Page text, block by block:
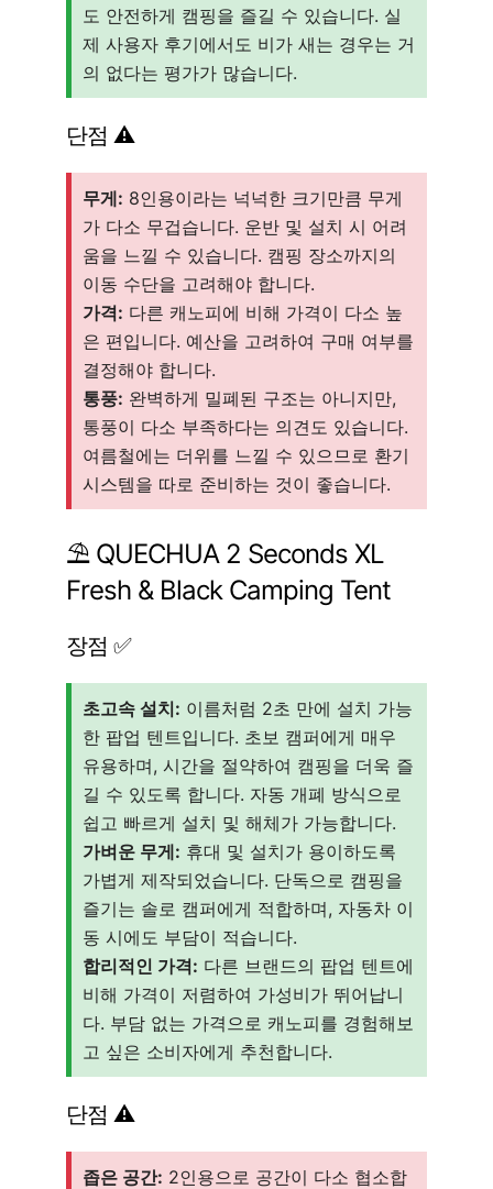
도 안전하게 캠핑을 즐길 수 있습니다. 실
제 사용자 후기에서도 비가 새는 경우는 거
의 없다는 평가가 많습니다.
단점 ⚠️
무게: 8인용이라는 넉넉한 크기만큼 무게
가 다소 무겁습니다. 운반 및 설치 시 어려
움을 느낄 수 있습니다. 캠핑 장소까지의
이동 수단을 고려해야 합니다.
가격: 다른 캐노피에 비해 가격이 다소 높
은 편입니다. 예산을 고려하여 구매 여부를
결정해야 합니다.
통풍: 완벽하게 밀폐된 구조는 아니지만,
통풍이 다소 부족하다는 의견도 있습니다.
여름철에는 더위를 느낄 수 있으므로 환기
시스템을 따로 준비하는 것이 좋습니다.
⛱️ QUECHUA 2 Seconds XL
Fresh & Black Camping Tent
장점 ✅
초고속 설치: 이름처럼 2초 만에 설치 가능
한 팝업 텐트입니다. 초보 캠퍼에게 매우
유용하며, 시간을 절약하여 캠핑을 더욱 즐
길 수 있도록 합니다. 자동 개폐 방식으로
쉽고 빠르게 설치 및 해체가 가능합니다.
가벼운 무게: 휴대 및 설치가 용이하도록
가볍게 제작되었습니다. 단독으로 캠핑을
즐기는 솔로 캠퍼에게 적합하며, 자동차 이
동 시에도 부담이 적습니다.
합리적인 가격: 다른 브랜드의 팝업 텐트에
비해 가격이 저렴하여 가성비가 뛰어납니
다. 부담 없는 가격으로 캐노피를 경험해보
고 싶은 소비자에게 추천합니다.
단점 ⚠️
좁은 공간: 2인용으로 공간이 다소 협소합